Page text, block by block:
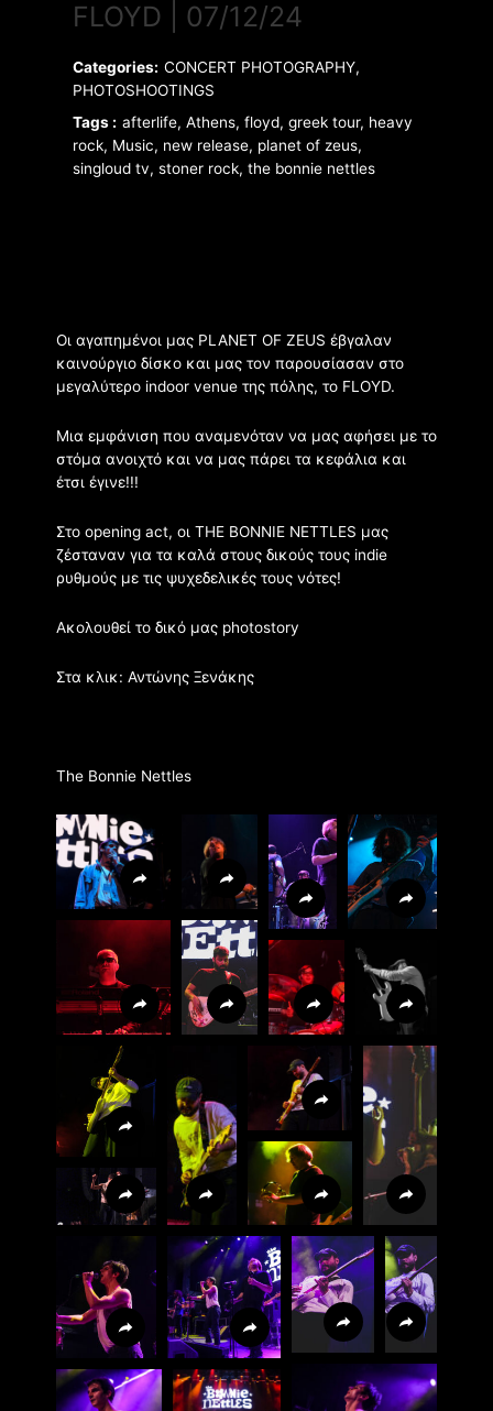
FLOYD | 07/12/24
Categories: CONCERT PHOTOGRAPHY,
PHOTOSHOOTINGS
Tags : afterlife, Athens, floyd, greek tour, heavy
rock, Music, new release, planet of zeus,
singloud tv, stoner rock, the bonnie nettles
Οι αγαπημένοι μας PLANET OF ZEUS έβγαλαν
καινούργιο δίσκο και μας τον παρουσίασαν στο
μεγαλύτερο indoor venue της πόλης, το FLOYD.
Μια εμφάνιση που αναμενόταν να μας αφήσει με το
στόμα ανοιχτό και να μας πάρει τα κεφάλια και
έτσι έγινε!!!
Στο opening act, οι THE BONNIE NETTLES μας
ζέσταναν για τα καλά στους δικούς τους indie
ρυθμούς με τις ψυχεδελικές τους νότες!
Ακολουθεί το δικό μας photostory
Στα κλικ: Αντώνης Ξενάκης
The Bonnie Nettles